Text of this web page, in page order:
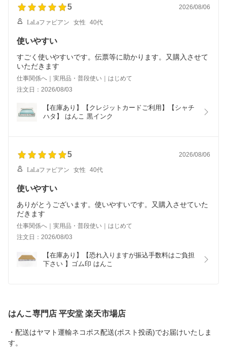
5 2026/08/06
LaLaファビアン 女性 40代
使いやすい
すごく使いやすいです。伝票等に助かります。又購入させて
いただきます
仕事関係へ｜実用品・普段使い｜はじめて
注文日：2026/08/03
【在庫あり】【クレジットカードご利用】【シャチ
ハタ】 はんこ 黒インク
5 2026/08/06
LaLaファビアン 女性 40代
使いやすい
ありがとうございます。使いやすいです。又購入させていた
だきます
仕事関係へ｜実用品・普段使い｜はじめて
注文日：2026/08/03
【在庫あり】【恐れ入りますが振込手数料はご負担
下さい 】ゴム印 はんこ
はんこ専門店 平安堂 楽天市場店
・配送はヤマト運輸ネコポス配送(ポスト投函)でお届けいたしま
す。